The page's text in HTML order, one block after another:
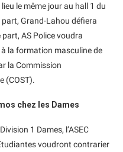
le même jour au hall 1 du
part, Grand-Lahou défiera
part, AS Police voudra
la formation masculine de
la Commission
(COST).
chez les Dames
1 Dames, l’ASEC
voudront contrarier